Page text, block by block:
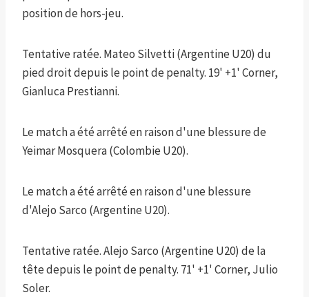
position de hors-jeu.
Tentative ratée. Mateo Silvetti (Argentine U20) du
pied droit depuis le point de penalty. 19' +1' Corner,
Gianluca Prestianni.
Le match a été arrêté en raison d'une blessure de
Yeimar Mosquera (Colombie U20).
Le match a été arrêté en raison d'une blessure
d'Alejo Sarco (Argentine U20).
Tentative ratée. Alejo Sarco (Argentine U20) de la
tête depuis le point de penalty. 71' +1' Corner, Julio
Soler.